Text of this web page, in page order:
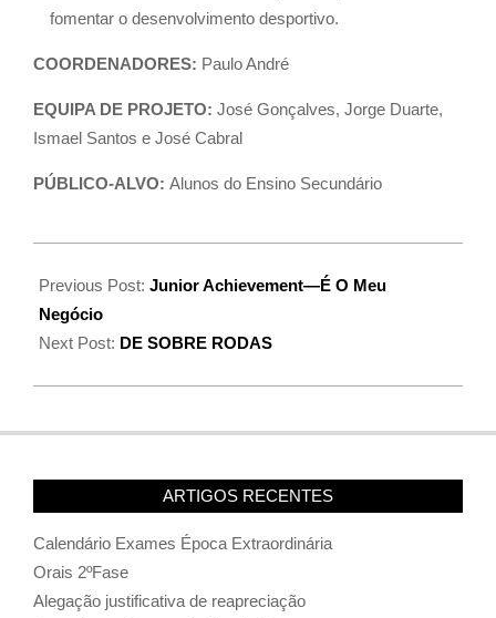
fomentar o desenvolvimento desportivo.
COORDENADORES: Paulo André
EQUIPA DE PROJETO: José Gonçalves, Jorge Duarte,
Ismael Santos e José Cabral
PÚBLICO-ALVO: Alunos do Ensino Secundário
Previous Post: Junior Achievement—É O Meu
Negócio
Next Post: DE SOBRE RODAS
ARTIGOS RECENTES
Calendário Exames Época Extraordinária
Orais 2ºFase
Alegação justificativa de reapreciação